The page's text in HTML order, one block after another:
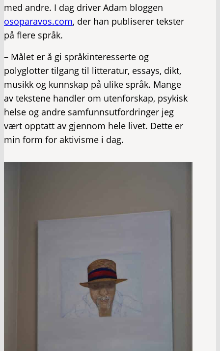
med andre. I dag driver Adam bloggen
osoparavos.com, der han publiserer tekster
på flere språk.
– Målet er å gi språkinteresserte og
polyglotter tilgang til litteratur, essays, dikt,
musikk og kunnskap på ulike språk. Mange
av tekstene handler om utenforskap, psykisk
helse og andre samfunnsutfordringer jeg
vært opptatt av gjennom hele livet. Dette er
min form for aktivisme i dag.